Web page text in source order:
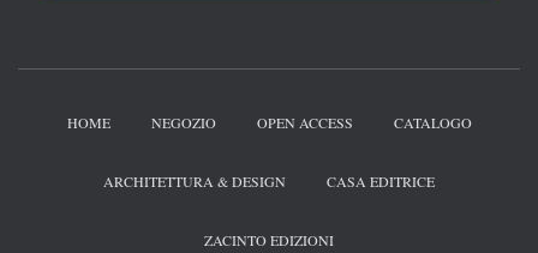
HOME NEGOZIO OPEN ACCESS CATALOGO
ARCHITETTURA & DESIGN CASA EDITRICE
ZACINTO EDIZIONI